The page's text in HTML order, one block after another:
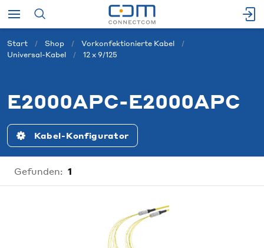
Start Shop
Vorkonfektionierte Kabel
Universal-Kabel
12 x 9/125
E2000APC-E2000APC
Kabel-Konfigurator
Gefunden: 1